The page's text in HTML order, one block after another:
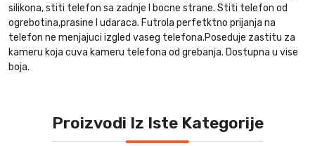
silikona, stiti telefon sa zadnje I bocne strane. Stiti telefon od
ogrebotina,prasine I udaraca. Futrola perfetktno prijanja na
telefon ne menjajuci izgled vaseg telefona.Poseduje zastitu za
kameru koja cuva kameru telefona od grebanja. Dostupna u vise
boja.
Proizvodi Iz Iste Kategorije